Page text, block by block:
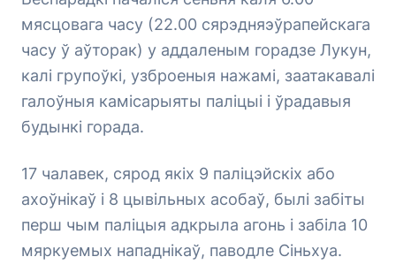
мясцовага часу (22.00 сярэдняэўрапейскага
часу ў аўторак) у аддаленым горадзе Лукун,
калі групоўкі, узброеныя нажамі, заатакавалі
галоўныя камісарыяты паліцыі і ўрадавыя
будынкі горада.
17 чалавек, сярод якіх 9 паліцэйскіх або
ахоўнікаў і 8 цывільных асобаў, былі забіты
перш чым паліцыя адкрыла агонь і забіла 10
мяркуемых нападнікаў, паводле Сіньхуа.